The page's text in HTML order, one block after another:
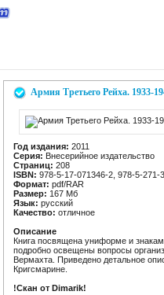
Армия Третьего Рейха. 1933-
Год издания: 2011
Серия: Внесерийное издательство
Страниц: 208
ISBN: 978-5-17-071346-2, 978-5-271-
Формат: pdf/RAR
Размер: 167 Мб
Язык: русский
Качество: отличное
Описание
Книга посвящена униформе и
подробно освещены вопросы
Вермахта. Приведено детальное
Кригсмарине.
!Скан от Dimarik!